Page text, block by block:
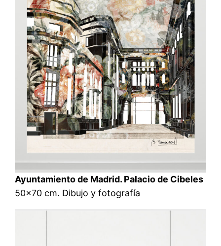
Ayuntamiento de Madrid. Palacio de Cibeles
50×70 cm. Dibujo y fotografía